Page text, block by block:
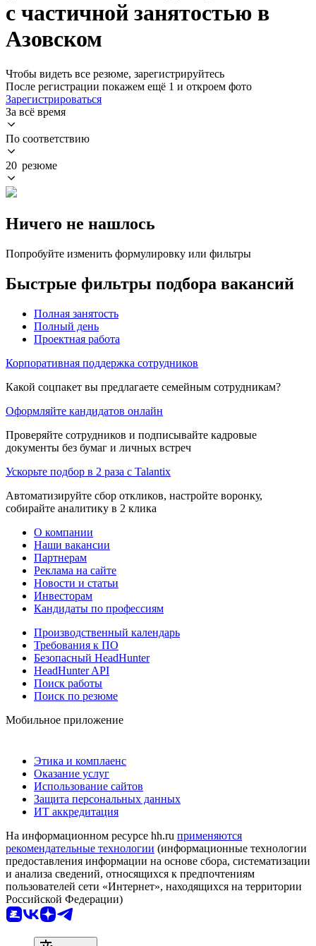
с частичной занятостью в
Азовском
Чтобы видеть все резюме, зарегистрируйтесь
После регистрации покажем ещё 1 и откроем фото
Зарегистрироваться
За всё время
По соответствию
20 резюме
Ничего не нашлось
Попробуйте изменить формулировку или фильтры
Быстрые фильтры подбора вакансий
Полная занятость
Полный день
Проектная работа
Корпоративная поддержка сотрудников
Какой соцпакет вы предлагаете семейным сотрудникам?
Оформляйте кандидатов онлайн
Проверяйте сотрудников и подписывайте кадровые
документы без бумаг и личных встреч
Ускорьте подбор в 2 раза с Talantix
Автоматизируйте сбор откликов, настройте воронку,
собирайте аналитику в 2 клика
О компании
Наши вакансии
Партнерам
Реклама на сайте
Новости и статьи
Инвесторам
Кандидаты по профессиям
Производственный календарь
Требования к ПО
Безопасный HeadHunter
HeadHunter API
Поиск работы
Поиск по резюме
Мобильное приложение
Этика и комплаенс
Оказание услуг
Использование сайтов
Защита персональных данных
ИТ аккредитация
На информационном ресурсе hh.ru применяются
рекомендательные технологии (информационные технологии
предоставления информации на основе сбора, систематизации
и анализа сведений, относящихся к предпочтениям
пользователей сети «Интернет», находящихся на территории
Российской Федерации)